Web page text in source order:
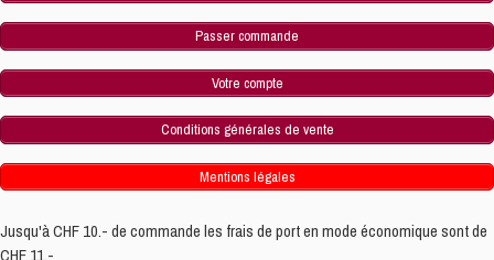
Passer commande
Votre compte
Conditions générales de vente
Mentions légales
Jusqu'à CHF 10.- de commande les frais de port en mode économique sont de
CHF 11.-